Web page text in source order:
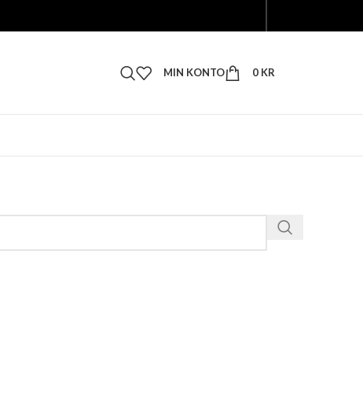
MIN KONTO 0 KR